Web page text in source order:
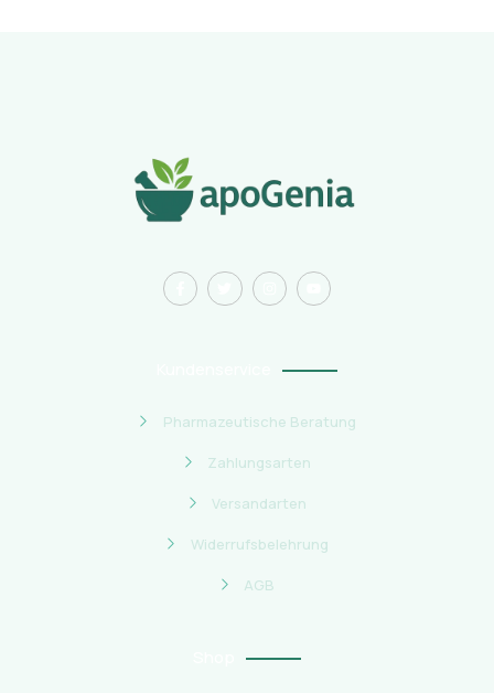
Pharmazeutische Beratung
Zahlungsarten
Versandarten
Widerrufsbelehrung
AGB